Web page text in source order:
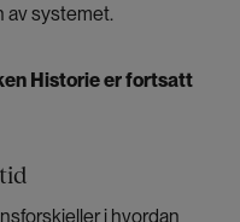
av systemet.
Historie er fortsatt
i hvordan